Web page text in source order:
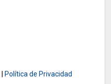
Política de Privacidad